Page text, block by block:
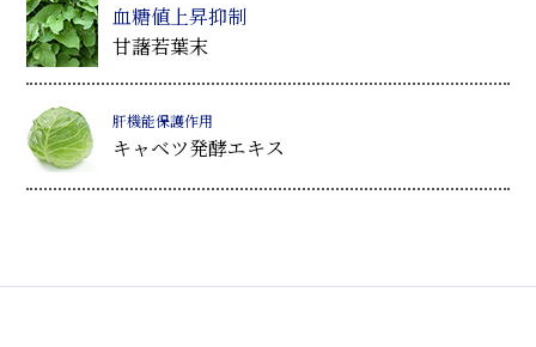
血糖値上昇抑制
甘藷若葉末
肝機能保護作用
キャベツ発酵エキス